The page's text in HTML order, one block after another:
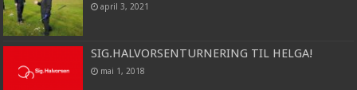
april 3, 2021
SIG.HALVORSENTURNERING TIL HELGA!
mai 1, 2018